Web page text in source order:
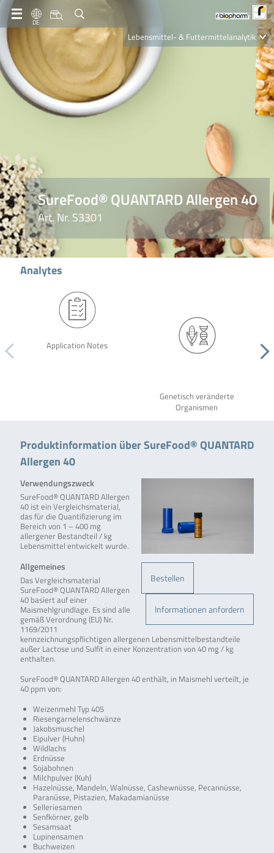
DE
Lebensmittel- & Futtermittelanalytik
Clinical Diagnostics
R-Biopharm AG
Nutrition Care
SureFood® QUANTARD Allergen 40
Art. Nr. S3301
Analytes
Application Notes
Genetisch veränderte
Organismen
Produktinformation über SureFood® QUANTARD
Allergen 40
Bestellen
Informationen anfordern
Verwendungszweck
SureFood® QUANTARD Allergen
40 ist ein Vergleichsmaterial,
das für die Quantifizierung im
Bereich von 1 – 400 mg
allergener Bestandteil / kg
Lebensmittel entwickelt wurde.
Allgemeines
Das Vergleichsmaterial
SureFood® QUANTARD Allergen
40 basiert auf einer
Maismehlgrundlage. Es sind alle
gemäß Verordnung (EU) Nr.
1169/2011
kennzeichnungspflichtigen allergenen Lebensmittelbestandteile
außer Lactose und Sulfit in einer Konzentration von 40 mg / kg
enthalten.
SureFood® QUANTARD Allergen 40 enthält, in Maismehl verteilt, je
40 ppm von:
Weizenmehl Typ 405
Riesengarnelenschwänze
Jakobsmuschel
Eipulver (Huhn)
Wildlachs
Erdnüsse
Sojabohnen
Milchpulver (Kuh)
Hazelnüsse, Mandeln, Walnüsse, Cashewnüsse, Pecannüsse,
Paranüsse, Pistazien, Makadamianüsse
Selleriesamen
Senfkörner, gelb
Sesamsaat
Lupinensamen
Buchweizen